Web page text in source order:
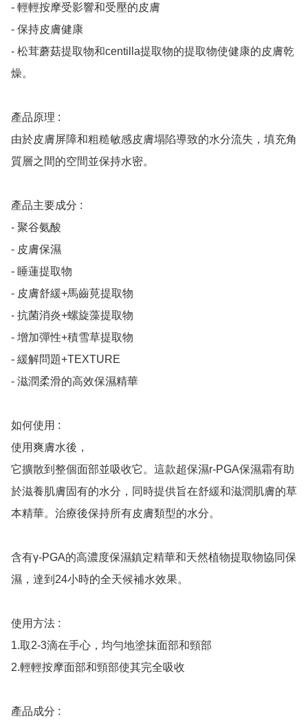
- 輕輕按摩受影響和受壓的皮膚
- 保持皮膚健康
- 松茸蘑菇提取物和centilla提取物的提取物使健康的皮膚乾
燥。
產品原理 :
由於皮膚屏障和粗糙敏感皮膚塌陷導致的水分流失，填充角
質層之間的空間並保持水密。
產品主要成分 :
- 聚谷氨酸
- 皮膚保濕
- 睡蓮提取物
- 皮膚舒緩+馬齒莧提取物
- 抗菌消炎+螺旋藻提取物
- 增加彈性+積雪草提取物
- 緩解問題+TEXTURE
- 滋潤柔滑的高效保濕精華
如何使用 :
使用爽膚水後，
它擴散到整個面部並吸收它。這款超保濕r-PGA保濕霜有助
於滋養肌膚固有的水分，同時提供旨在舒緩和滋潤肌膚的草
本精華。治療後保持所有皮膚類型的水分。
含有γ-PGA的高濃度保濕鎮定精華和天然植物提取物協同保
濕，達到24小時的全天候補水效果。
使用方法 :
1.取2-3滴在手心，均勻地塗抹面部和頸部
2.輕輕按摩面部和頸部使其完全吸收
產品成分 :